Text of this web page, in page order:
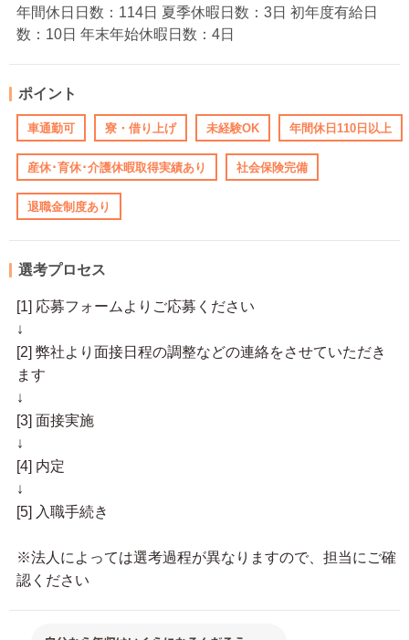
年間休日日数：114日 夏季休暇日数：3日 初年度有給日
数：10日 年末年始休暇日数：4日
ポイント
車通勤可 寮・借り上げ 未経験OK 年間休日110日以上
産休･育休･介護休暇取得実績あり 社会保険完備
退職金制度あり
選考プロセス
[1] 応募フォームよりご応募ください
↓
[2] 弊社より面接日程の調整などの連絡をさせていただき
ます
↓
[3] 面接実施
↓
[4] 内定
↓
[5] 入職手続き
※法人によっては選考過程が異なりますので、担当にご確
認ください